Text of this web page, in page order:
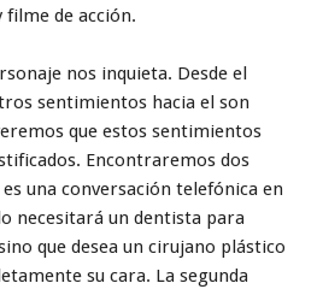
filme de acción.
nos inquieta. Desde el
sentimientos hacia el son
que estos sentimientos
Encontraremos dos
una conversación telefónica en
necesitará un dentista para
que desea un cirujano plástico
su cara. La segunda